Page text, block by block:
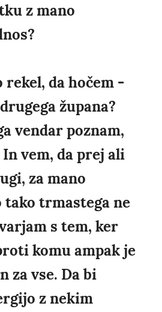
z mano
rekel, da hočem -
župana?
vendar poznam,
In vem, da prej ali
za mano
tako trmastega ne
s tem, ker
komu ampak je
za vse. Da bi
z nekim